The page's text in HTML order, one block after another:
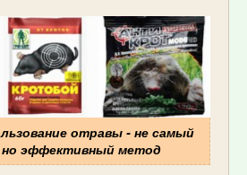
отравы - не самый
но эффективный метод